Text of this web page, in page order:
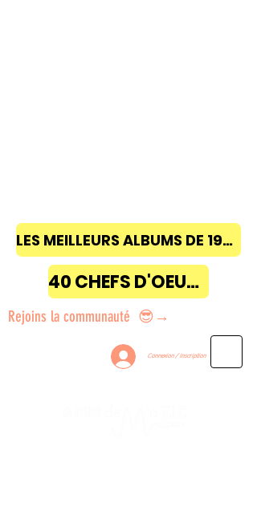
LES MEILLEURS ALBUMS DE 1968 à 2018
40 CHEFS D'OEUVRE
Rejoins la communauté 😎→
Connexion / Inscription